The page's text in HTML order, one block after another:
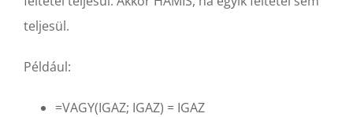
teljesül.
Például:
=VAGY(IGAZ; IGAZ) = IGAZ